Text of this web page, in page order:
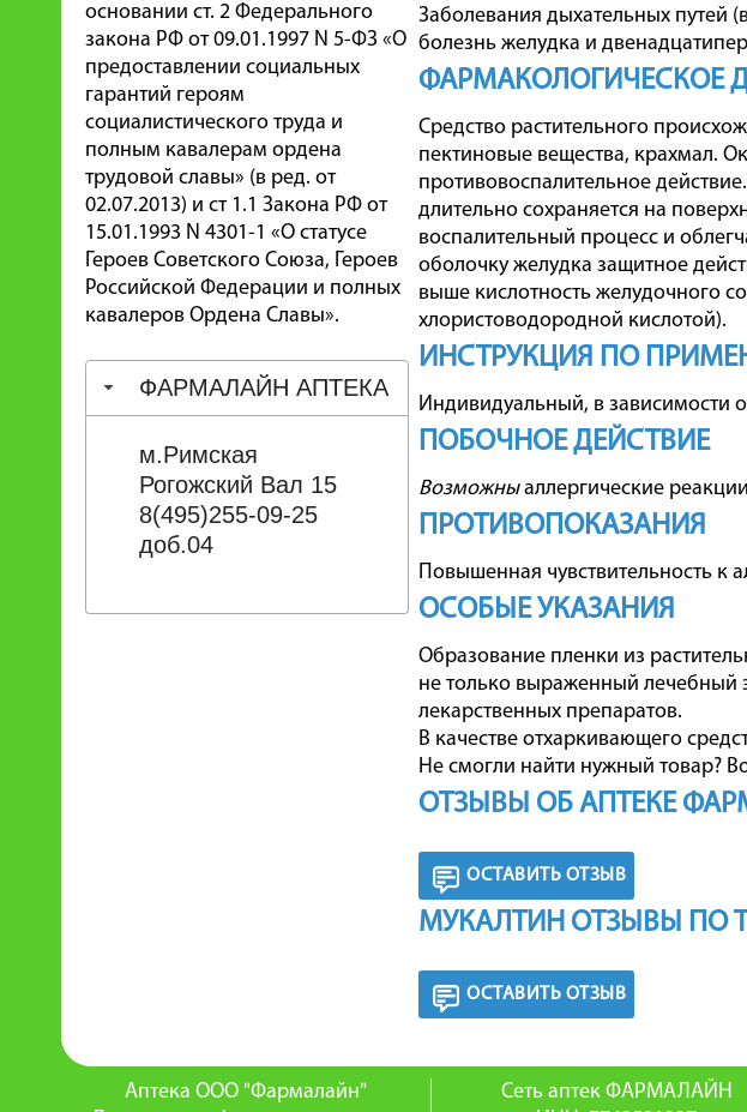
основании ст. 2 Федерального
закона РФ от 09.01.1997 N 5-ФЗ «О
предоставлении социальных
гарантий героям
социалистического труда и
полным кавалерам ордена
трудовой славы» (в ред. от
02.07.2013) и ст 1.1 Закона РФ от
15.01.1993 N 4301-1 «О статусе
Героев Советского Союза, Героев
Российской Федерации и полных
кавалеров Ордена Славы».
ФАРМАЛАЙН АПТЕКА
м.Римская
Рогожский Вал 15
8(495)255-09-25
доб.04
Заболевания дыхательных путей
болезнь желудка и
ФАРМАКОЛОГИЧЕСКОЕ
Средство растительного
пектиновые вещества, крахмал.
противовоспалительное
длительно сохраняется на
воспалительный процесс и
оболочку желудка защитное
выше кислотность желудочного
хлористоводородной кислотой).
ИНСТРУКЦИЯ ПО
Индивидуальный, в зависимости
ПОБОЧНОЕ ДЕЙСТВИЕ
Возможныаллергические
ПРОТИВОПОКАЗАНИЯ
Повышенная чувствительность к
ОСОБЫЕ УКАЗАНИЯ
Образование пленки из
не только выраженный лечебный
лекарственных препаратов.
В качестве отхаркивающего
Не смогли найти нужный товар?
ОТЗЫВЫ ОБ АПТЕКЕ
ОСТАВИТЬ ОТЗЫВ
МУКАЛТИН ОТЗЫВЫ ПО
ОСТАВИТЬ ОТЗЫВ
Аптека ООО "Фармалайн"
Сеть аптек ФАРМАЛАЙН